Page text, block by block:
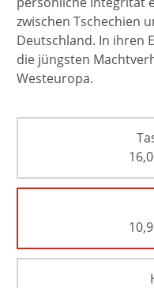
zwischen Tschechien
Deutschland. In ihren
die jüngsten
Westeuropa.